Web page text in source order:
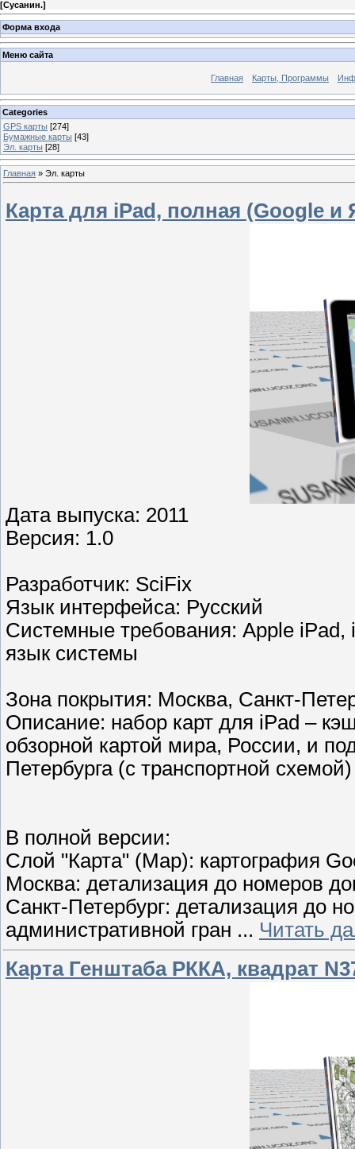
[Сусанин.]
Форма входа
Меню сайта
Главная Карты, Программы
Categories
GPS карты [274]
Бумажные карты [43]
Эл. карты [28]
Главная » Эл. карты
Карта для iPad, полная (Google и
Дата выпуска: 2011
Версия: 1.0
Разработчик: SciFix
Язык интерфейса: Русский
Системные требования: Apple iPad,
язык системы
Зона покрытия: Москва, Санкт-
Описание: набор карт для iPad –
обзорной картой мира, России, и
Петербурга (с транспортной схемой)
В полной версии:
Слой "Карта" (Map): картография
Москва: детализация до номеров
Санкт-Петербург: детализация до
административной гран ... Читать
Карта Генштаба РККА, квадрат